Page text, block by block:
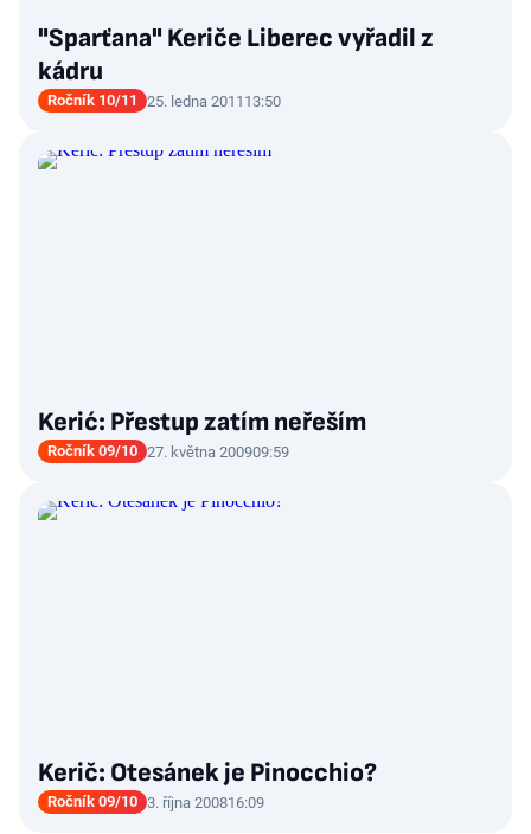
"Sparťana" Keriče Liberec vyřadil z
kádru
Ročník 10/11 25. ledna 2011 13:50
Kerić: Přestup zatím neřeším
Ročník 09/10 27. května 200909:59
Kerič: Otesánek je Pinocchio?
Ročník 09/10 3. října 200816:09